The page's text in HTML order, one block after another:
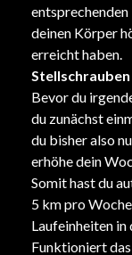
deinen Körper
erreicht haben.
Bevor du
du zunächst
du bisher also
erhöhe dein
Somit hast du
5 km pro
Laufeinheiten
Funktioniert